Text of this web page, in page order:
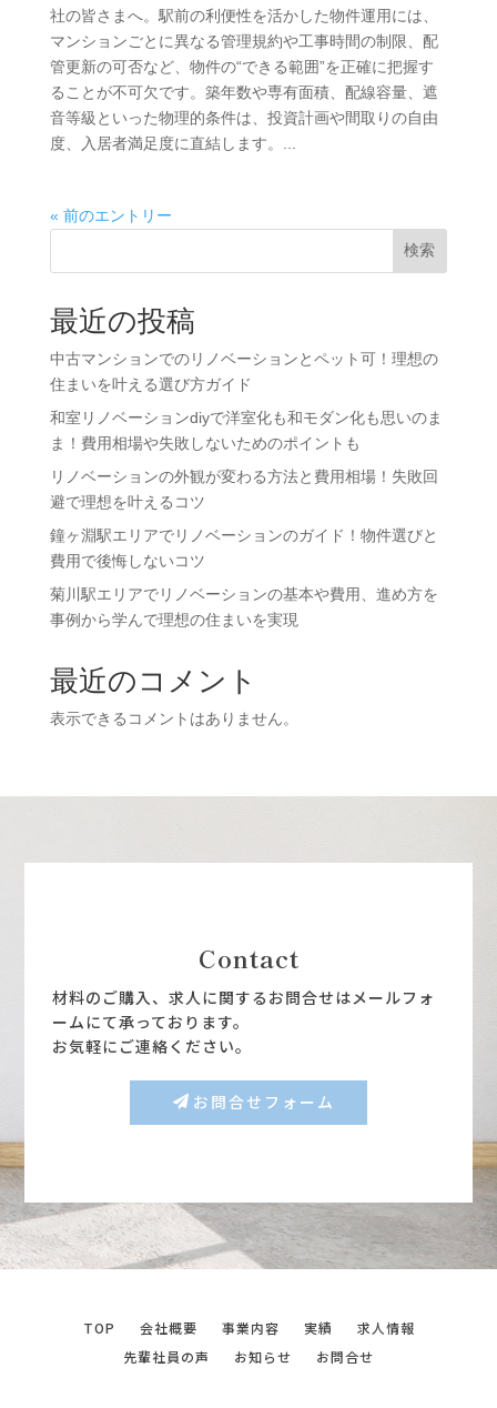
社の皆さまへ。駅前の利便性を活かした物件運用には、
マンションごとに異なる管理規約や工事時間の制限、配
管更新の可否など、物件の“できる範囲”を正確に把握す
ることが不可欠です。築年数や専有面積、配線容量、遮
音等級といった物理的条件は、投資計画や間取りの自由
度、入居者満足度に直結します。...
« 前のエントリー
検索
最近の投稿
中古マンションでのリノベーションとペット可！理想の
住まいを叶える選び方ガイド
和室リノベーションdiyで洋室化も和モダン化も思いのま
ま！費用相場や失敗しないためのポイントも
リノベーションの外観が変わる方法と費用相場！失敗回
避で理想を叶えるコツ
鐘ヶ淵駅エリアでリノベーションのガイド！物件選びと
費用で後悔しないコツ
菊川駅エリアでリノベーションの基本や費用、進め方を
事例から学んで理想の住まいを実現
最近のコメント
表示できるコメントはありません。
Contact
材料のご購入、求人に関するお問合せはメールフォ
ームにて承っております。
お気軽にご連絡ください。
お問合せフォーム
TOP 会社概要 事業内容 実績
求人情報
先輩社員の声
お知らせ お問合せ